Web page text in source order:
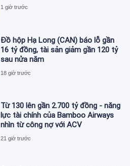
1 giờ trước
Đồ hộp Hạ Long (CAN) báo lỗ gần
16 tỷ đồng, tài sản giảm gần 120 tỷ
sau nửa năm
18 giờ trước
Từ 130 lên gần 2.700 tỷ đồng - năng
lực tài chính của Bamboo Airways
nhìn từ công nợ với ACV
21 giờ trước